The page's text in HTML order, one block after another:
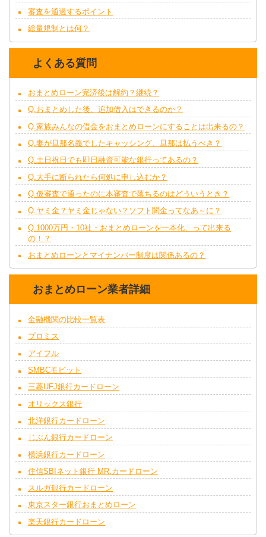
審査を通過するポイント
総量規制とは何？
よくある質問
おまとめローン完済後は解約？継続？
Q.おまとめした後、追加借入はできるのか？
Q.家族みんなの借金をおまとめローンにすることは出来るの？
Q.妻が旦那名義でしたキャッシング、旦那は払うべき？
Q.土日祝日でも即日融資可能な銀行ってあるの？
Q.大手に断られたら何処に申し込むか？
Q.仮審査で通ったのに本審査で落ちるのはどういうとき？
Q.ヤミ金？ヤミ金じゃない？ソフト闇金ってなあ～に？
Q.1000万円・10社・おまとめローンを一本化、って出来る
の！？
おまとめローンとマイナンバー制度は関係あるの？
おまとめローン業者詳細
金融機関の比較一覧表
プロミス
アイフル
SMBCモビット
三菱UFJ銀行カードローン
オリックス銀行
北洋銀行カードローン
じぶん銀行カードローン
横浜銀行カードローン
住信SBIネット銀行 MR.カードローン
スルガ銀行カードローン
東京スター銀行おまとめローン
楽天銀行カードローン